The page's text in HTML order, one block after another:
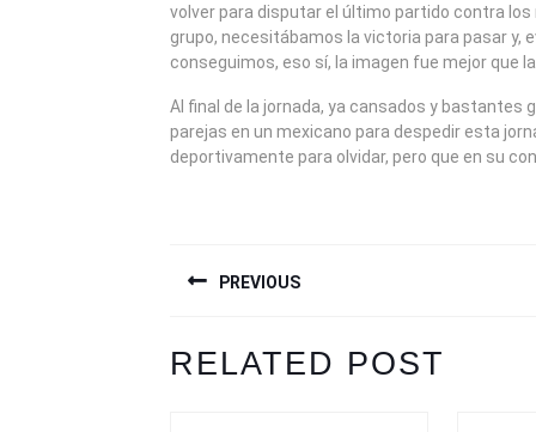
volver para disputar el último partido contra
grupo, necesitábamos la victoria para pasar y,
conseguimos, eso sí, la imagen fue mejor que
Al final de la jornada, ya cansados y bastantes
parejas en un mexicano para despedir esta
deportivamente para olvidar, pero que en su
DE
ENTRADAS
PREVIOUS
post:
RELATED POST